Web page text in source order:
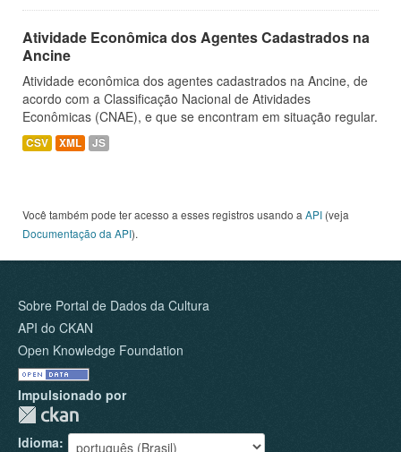
Atividade Econômica dos Agentes Cadastrados na
Ancine
Atividade econômica dos agentes cadastrados na Ancine, de
acordo com a Classificação Nacional de Atividades
Econômicas (CNAE), e que se encontram em situação regular.
CSV XML JS
Você também pode ter acesso a esses registros usando a API (veja
Documentação da API).
Sobre Portal de Dados da Cultura
API do CKAN
Open Knowledge Foundation
Impulsionado por
Idioma